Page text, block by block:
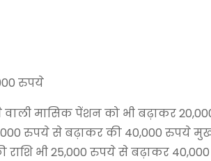
रुपये
वाली मासिक पेंशन को भी बढ़ाकर
रुपये से बढ़ाकर की 40,000 रुपये
राशि भी 25,000 रुपये से बढ़ाकर